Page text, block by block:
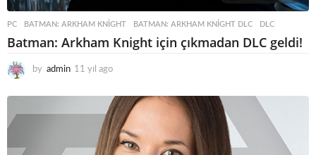
PC BATMAN: ARKHAM KNIGHT ,BATMAN: ARKHAM KNIGHT DLC ,DLC
Batman: Arkham Knight için çıkmadan DLC geldi!
by admin 11 yıl ago
y
ı
l
a
g